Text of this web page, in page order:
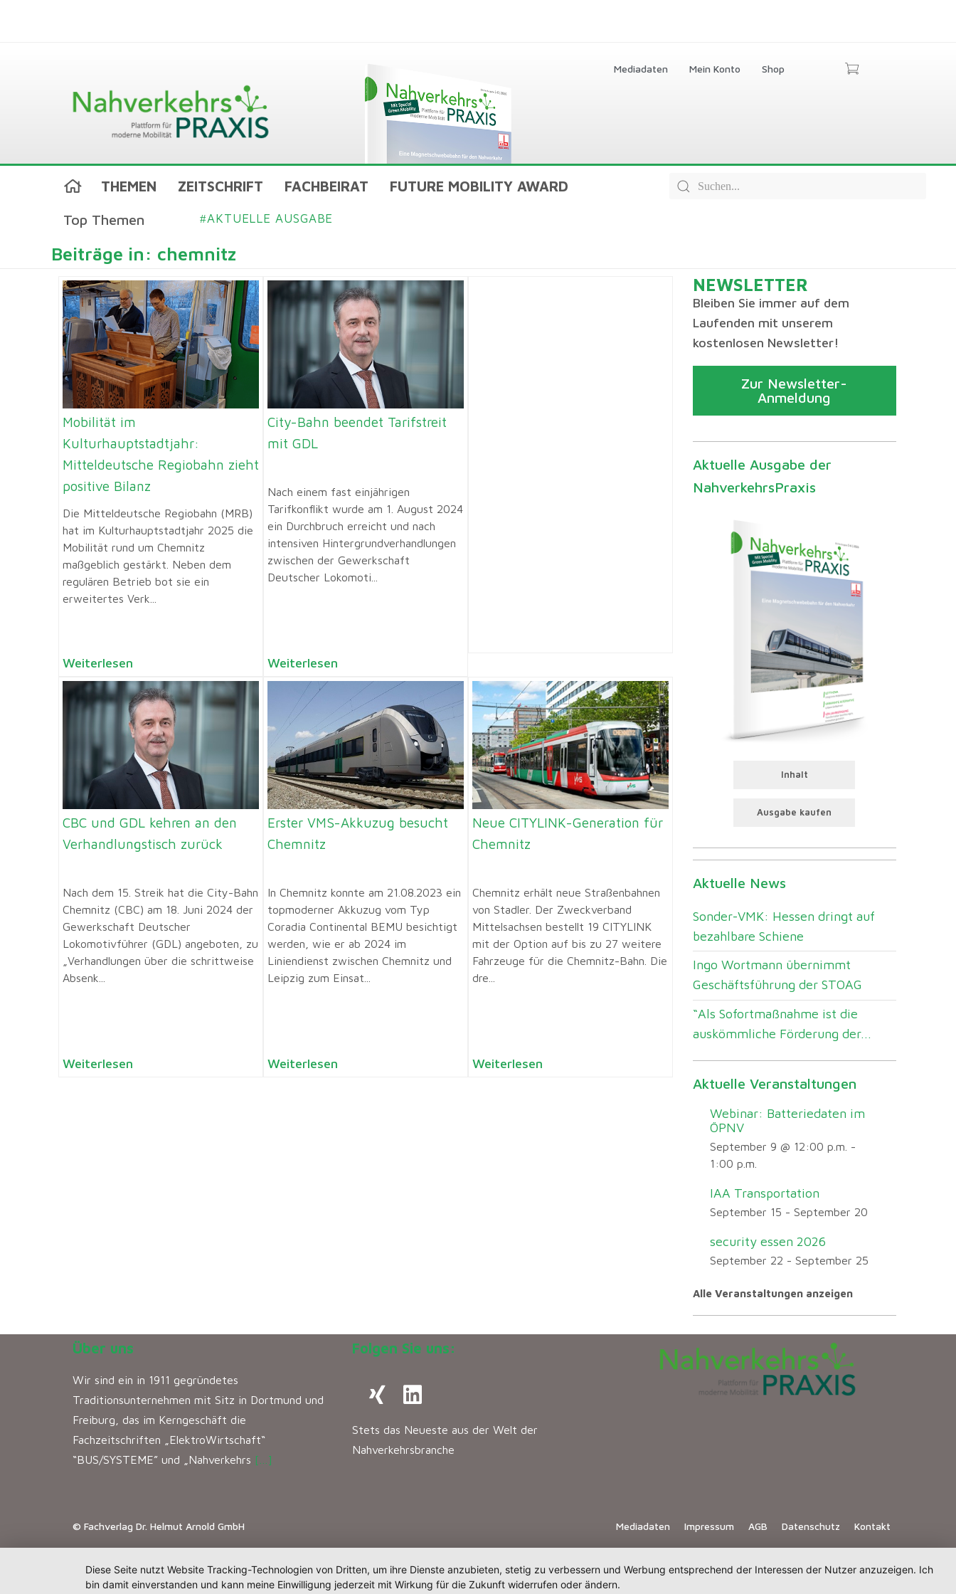
Mediadaten Mein Konto Shop
THEMEN ZEITSCHRIFT FACHBEIRAT FUTURE MOBILITY AWARD
Top Themen #AKTUELLE AUSGABE
Beiträge in: chemnitz
Mobilität im
Kulturhauptstadtjahr:
Mitteldeutsche Regiobahn zieht
positive Bilanz
Die Mitteldeutsche Regiobahn (MRB)
hat im Kulturhauptstadtjahr 2025 die
Mobilität rund um Chemnitz
maßgeblich gestärkt. Neben dem
regulären Betrieb bot sie ein
erweitertes Verk...
Weiterlesen
City-Bahn beendet Tarifstreit
mit GDL
Nach einem fast einjährigen
Tarifkonflikt wurde am 1. August 2024
ein Durchbruch erreicht und nach
intensiven Hintergrundverhandlungen
zwischen der Gewerkschaft
Deutscher Lokomoti...
Weiterlesen
CBC und GDL kehren an den
Verhandlungstisch zurück
Nach dem 15. Streik hat die City-Bahn
Chemnitz (CBC) am 18. Juni 2024 der
Gewerkschaft Deutscher
Lokomotivführer (GDL) angeboten, zu
„Verhandlungen über die schrittweise
Absenk...
Weiterlesen
Erster VMS-Akkuzug besucht
Chemnitz
In Chemnitz konnte am 21.08.2023 ein
topmoderner Akkuzug vom Typ
Coradia Continental BEMU besichtigt
werden, wie er ab 2024 im
Liniendienst zwischen Chemnitz und
Leipzig zum Einsat...
Weiterlesen
Neue CITYLINK-Generation für
Chemnitz
Chemnitz erhält neue Straßenbahnen
von Stadler. Der Zweckverband
Mittelsachsen bestellt 19 CITYLINK
mit der Option auf bis zu 27 weitere
Fahrzeuge für die Chemnitz-Bahn. Die
dre...
Weiterlesen
NEWSLETTER
Bleiben Sie immer auf dem
Laufenden mit unserem
kostenlosen Newsletter!
Zur Newsletter-
Anmeldung
Aktuelle Ausgabe der
NahverkehrsPraxis
Inhalt
Ausgabe kaufen
Aktuelle News
Sonder-VMK: Hessen dringt auf
bezahlbare Schiene
Ingo Wortmann übernimmt
Geschäftsführung der STOAG
“Als Sofortmaßnahme ist die
auskömmliche Förderung der...
Aktuelle Veranstaltungen
Webinar: Batteriedaten im
ÖPNV
September 9 @ 12:00 p.m. -
1:00 p.m.
IAA Transportation
September 15 -September 20
security essen 2026
September 22 -September 25
Alle Veranstaltungen anzeigen
Über uns
Wir sind ein in 1911 gegründetes
Traditionsunternehmen mit Sitz in Dortmund und
Freiburg, das im Kerngeschäft die
Fachzeitschriften „ElektroWirtschaft“
“BUS/SYSTEME” und „Nahverkehrs […]
Folgen Sie uns:
Stets das Neueste aus der Welt der
Nahverkehrsbranche
© Fachverlag Dr. Helmut Arnold GmbH Mediadaten Impressum AGB Datenschutz Kontakt
Diese Seite nutzt Website Tracking-Technologien von Dritten, um ihre Dienste anzubieten, stetig zu verbessern und Werbung entsprechend der Interessen der Nutzer anzuzeigen. Ich
bin damit einverstanden und kann meine Einwilligung jederzeit mit Wirkung für die Zukunft widerrufen oder ändern.